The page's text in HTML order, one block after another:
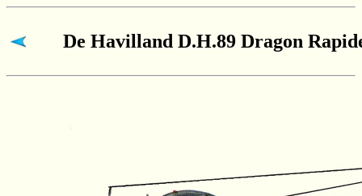
De Havilland D.H.89 Dragon